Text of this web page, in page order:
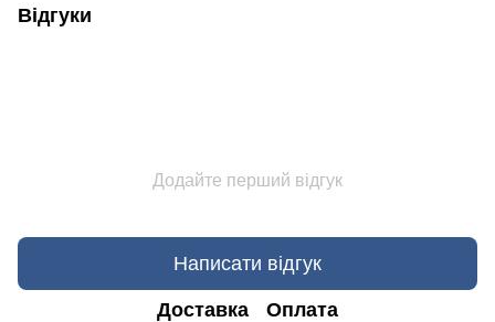
Відгуки
Додайте перший відгук
Написати відгук
Доставка Оплата